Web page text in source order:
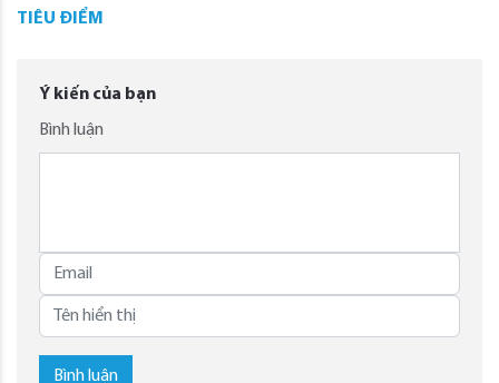
TIÊU ĐIỂM
Ý kiến của bạn
Bình luận
Bình luận